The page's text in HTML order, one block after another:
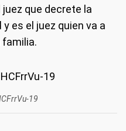
que decrete la
y es el juez quien va a
familia.
19